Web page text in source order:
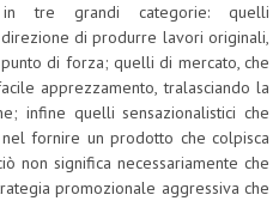
in tre grandi categorie: quelli
direzione di produrre lavori originali,
di forza; quelli di mercato, che
apprezzamento, tralasciando la
infine quelli sensazionalistici che
fornire un prodotto che colpisca
non significa necessariamente che
promozionale aggressiva che